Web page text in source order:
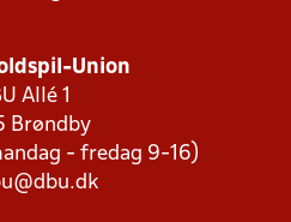
Union
Allé 1
Brøndby
- fredag 9-16)